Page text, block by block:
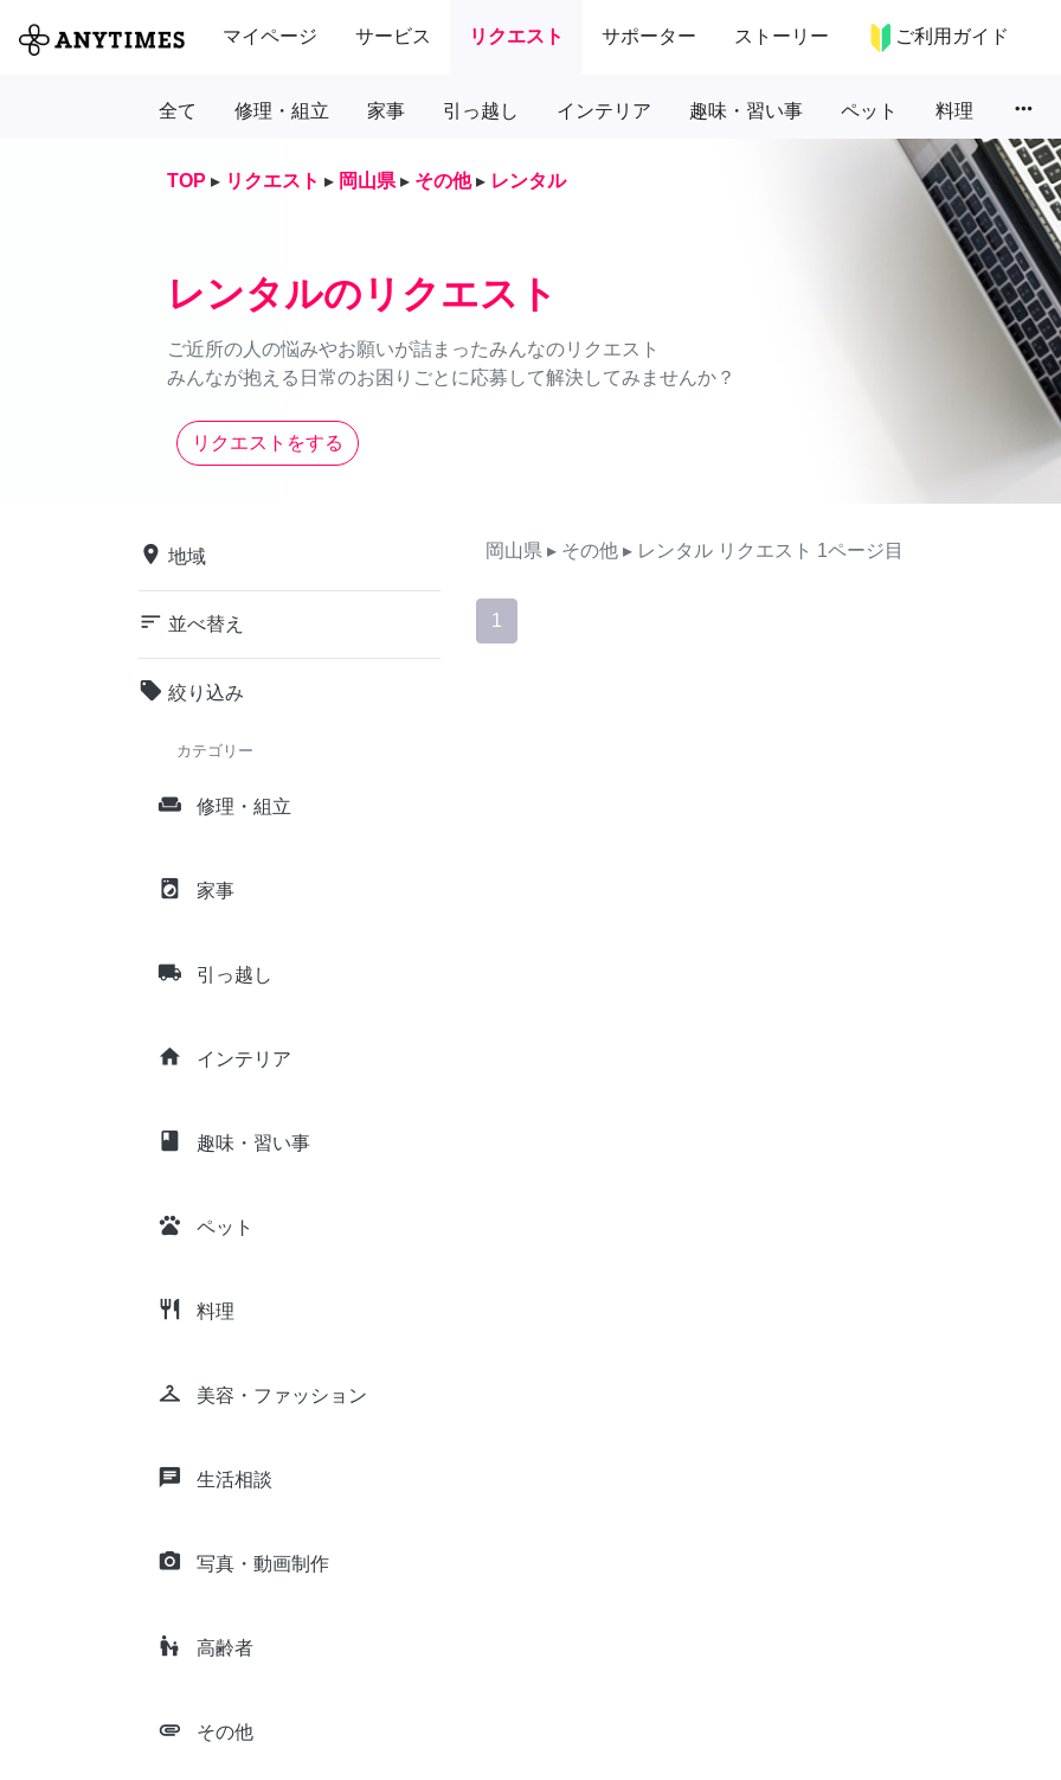
マイページ サービス リクエスト サポーター ストーリー ご利用ガイド
全て 修理・組立 家事 引っ越し インテリア 趣味・習い事 ペット 料理 more_horiz
TOP ▸ リクエスト ▸ 岡山県 ▸ その他 ▸ レンタル
レンタルのリクエスト
ご近所の人の悩みやお願いが詰まったみんなのリクエスト
みんなが抱える日常のお困りごとに応募して解決してみませんか？
リクエストをする
place 地域
sort 並べ替え
local_offer 絞り込み
カテゴリー
weekend 修理・組立
local_laundry_service 家事
local_shipping 引っ越し
home インテリア
class 趣味・習い事
pets ペット
restaurant 料理
checkroom 美容・ファッション
chat 生活相談
camera_alt 写真・動画制作
escalator_warning 高齢者
attachment その他
岡山県 ▸ その他 ▸ レンタル リクエスト 1ページ目
1